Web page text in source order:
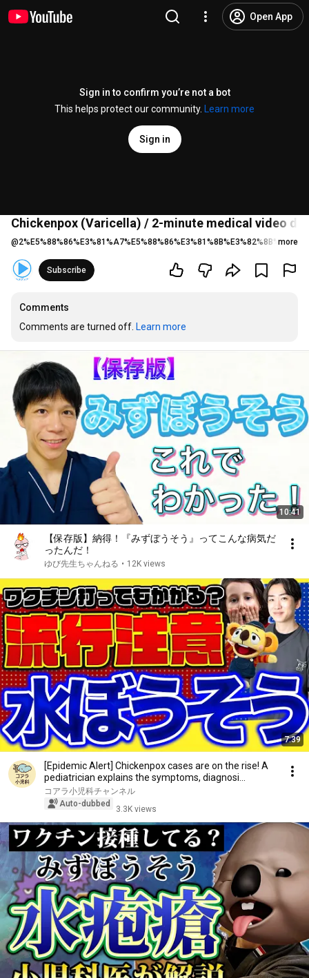
Open App
Sign in to confirm you’re not a bot
This helps protect our community.
Learn more
Sign in
Chickenpox (Varicella) / 2-minute medical video
@ more
Subscribe
Comments
Comments are turned off. Learn more
10:41
【保存版】納得！『みずぼうそう』ってこんな病気だ
ったんだ！
ゆび先生ちゃんねる • 12K views
7:39
[Epidemic Alert] Chickenpox cases are on the rise! A
pediatrician explains the symptoms, diagnosi...
コアラ小児科チャンネル
Auto-dubbed
3.3K views